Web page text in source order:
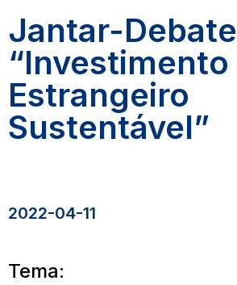
Jantar-Debate
“Investimento
Estrangeiro
Sustentável”
2022-04-11
Tema: